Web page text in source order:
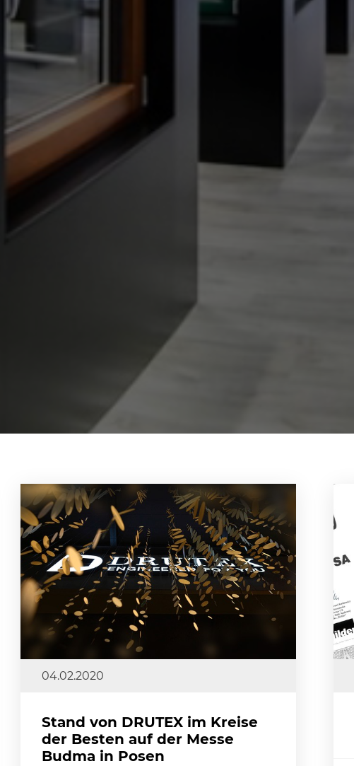
04.02.2020
Stand von DRUTEX im Kreise
der Besten auf der Messe
Budma in Posen